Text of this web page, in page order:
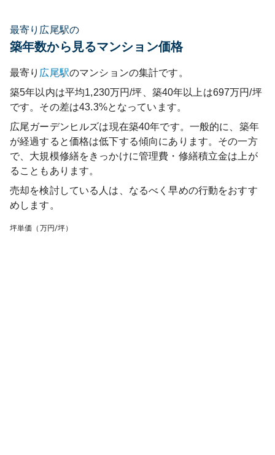
最寄り広尾駅の
築年数から見るマンション価格
最寄り 広尾駅のマンションの集計です。
築5年以内は平均1,230万円/坪、築40年以上は697万円/坪
です。その差は43.3%となっています。
広尾ガーデンヒルズは現在築40年です。一般的に、築年
が経過すると価格は低下する傾向にあります。その一方
で、大規模修繕をきっかけに管理費・修繕積立金は上が
ることもあります。
売却を検討している人は、なるべく早めの行動をおすす
めします。
坪単価（万円/坪）